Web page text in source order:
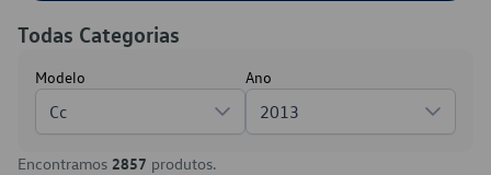
Todas Categorias
Modelo
Cc
Ano
2013
Encontramos 2857 produtos.